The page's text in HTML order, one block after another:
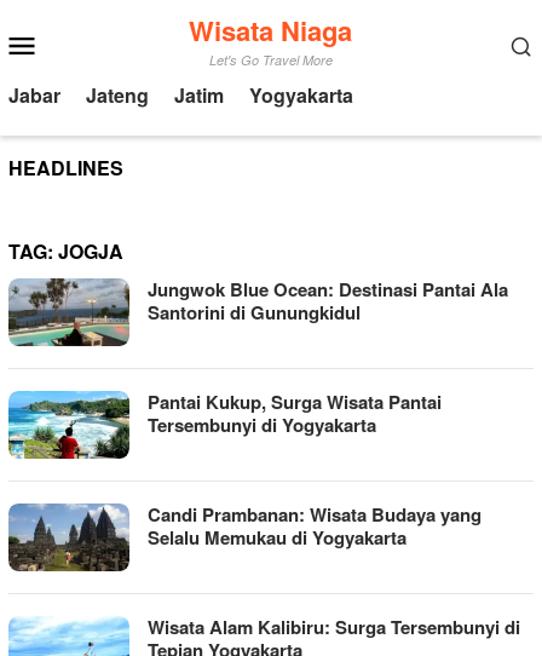
ke
Mobile
Wisata Niaga
Let's Go Travel More
Jabar Jateng Jatim Yogyakarta
HEADLINES
TAG: JOGJA
Jungwok Blue Ocean: Destinasi Pantai Ala
Santorini di Gunungkidul
Pantai Kukup, Surga Wisata Pantai
Tersembunyi di Yogyakarta
Candi Prambanan: Wisata Budaya yang
Selalu Memukau di Yogyakarta
Wisata Alam Kalibiru: Surga Tersembunyi di
Tepian Yogyakarta